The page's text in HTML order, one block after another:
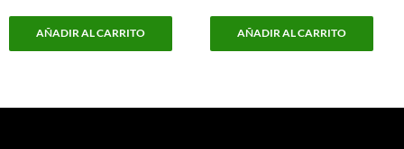
AÑADIR AL CARRITO AÑADIR AL CARRITO